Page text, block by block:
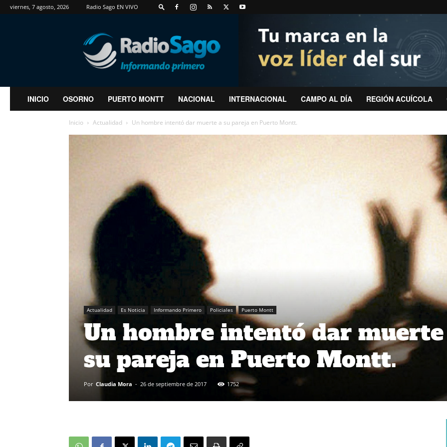
viernes, 7 agosto, 2026 Radio Sago EN VIVO
RadioSago
INICIO OSORNO PUERTO MONTT NACIONAL INTERNACIONAL CAMPO AL DÍA REGIÓN ACUÍCOLA
Inicio Actualidad Un hombre intentó dar muerte a su pareja en Puerto Montt.
Actualidad Es Noticia Informando Primero Policiales Puerto Montt
Un hombre intentó dar
su pareja en Puerto Montt.
Por Claudia Mora - 26 de septiembre de 2017 1752